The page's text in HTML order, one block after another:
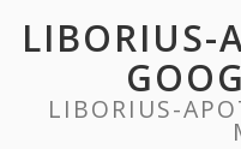
LIBORIUS-
LIBORIUS-